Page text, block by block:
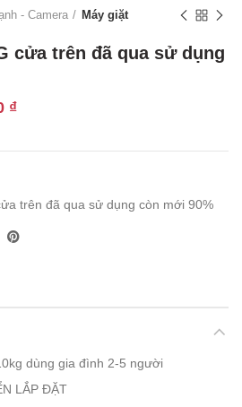
- Camera Máy giặt
cửa trên đã qua sử dụng
₫Giá
trên đã qua sử dụng còn mới 90%
dùng gia đình 2-5 người
LẮP ĐẶT